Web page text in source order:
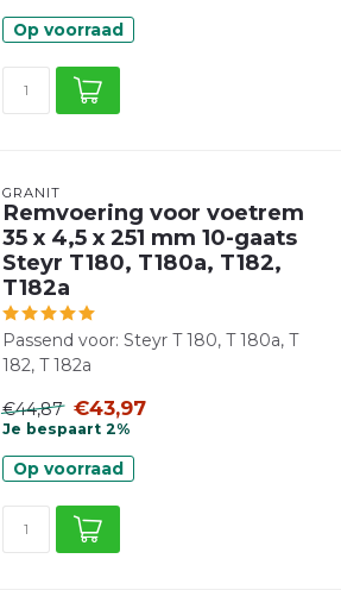
Op voorraad
GRANIT
Remvoering voor voetrem
35 x 4,5 x 251 mm 10-gaats
Steyr T180, T180a, T182,
T182a
Passend voor: Steyr T 180, T 180a, T
182, T 182a
€44,87 €43,97
Je bespaart 2%
Op voorraad